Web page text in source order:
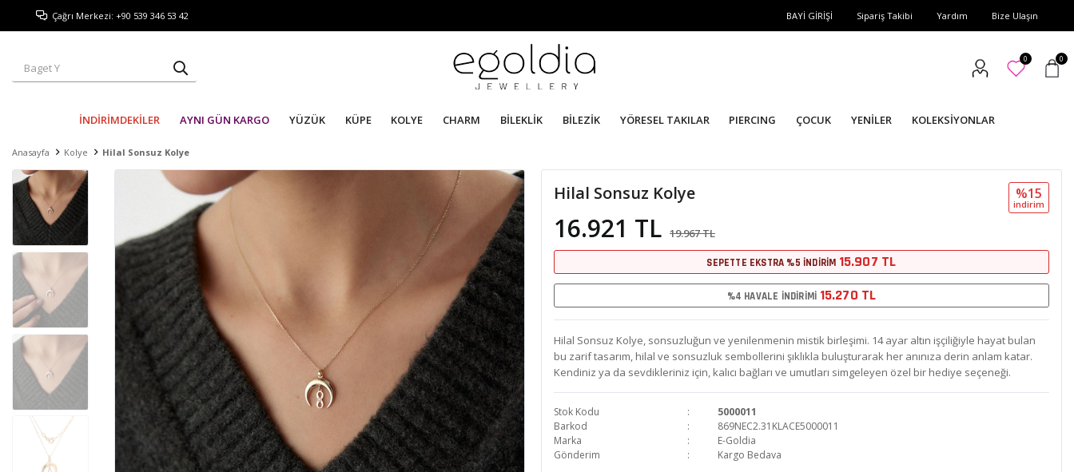
Çağrı Merkezi: +90 539 346 53 42 BAYİ GİRİŞİ Sipariş Takibi Yardım Bize Ulaşın
0 0
İNDİRİMDEKİLER AYNI GÜN KARGO YÜZÜK KÜPE KOLYE CHARM BİLEKLİK BİLEZİK YÖRESEL TAKILAR PIERCING ÇOCUK YENİLER KOLEKSİYONLAR
Anasayfa Kolye Hilal Sonsuz Kolye
Hilal Sonsuz Kolye
16.921 TL 19.967 TL
%15
i̇ndi̇ri̇m
SEPETTE EKSTRA %5 İNDİRİM 15.907 TL
%4 HAVALE İNDİRİMİ 15.270 TL
Hilal Sonsuz Kolye, sonsuzluğun ve yenilenmenin mistik birleşimi. 14 ayar altın işçiliğiyle hayat bulan
bu zarif tasarım, hilal ve sonsuzluk sembollerini şıklıkla buluşturarak her anınıza derin anlam katar.
Kendiniz ya da sevdikleriniz için, kalıcı bağları ve umutları simgeleyen özel bir hediye seçeneği.
Stok Kodu
5000011
Barkod
869NEC2.31KLACE5000011
Marka
E-Goldia
Gönderim
Kargo Bedava